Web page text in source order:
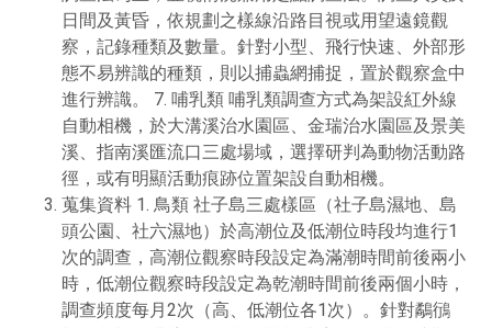
日間及黃昏，依規劃之樣線沿路目視或用望遠鏡觀
察，記錄種類及數量。針對小型、飛行快速、外部形
態不易辨識的種類，則以捕蟲網捕捉，置於觀察盒中
進行辨識。 7. 哺乳類 哺乳類調查方式為架設紅外線
自動相機，於大溝溪治水園區、金瑞治水園區及景美
溪、指南溪匯流口三處場域，選擇研判為動物活動路
徑，或有明顯活動痕跡位置架設自動相機。
蒐集資料 1. 鳥類 社子島三處樣區（社子島濕地、島
頭公園、社六濕地）於高潮位及低潮位時段均進行1
次的調查，高潮位觀察時段設定為滿潮時間前後兩小
時，低潮位觀察時段設定為乾潮時間前後兩個小時，
調查頻度每月2次（高、低潮位各1次）。針對鷸鴴